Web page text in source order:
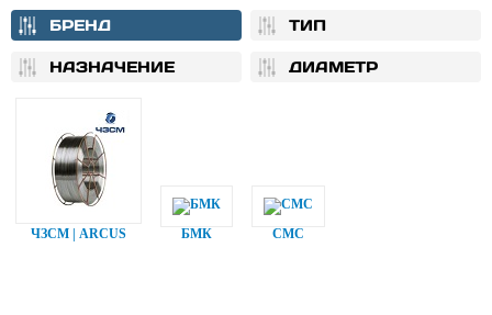
БРЕНД ТИП
НАЗНАЧЕНИЕ ДИАМЕТР
ЧЗСМ | ARCUS БМК СМС